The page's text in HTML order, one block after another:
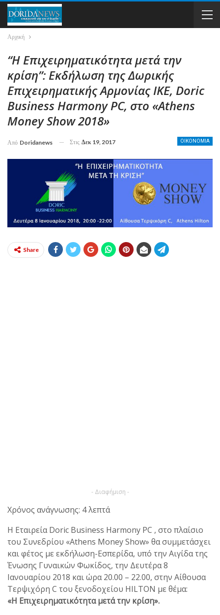
Αρχική
“Η Επιχειρηματικότητα μετά την
κρίση”: Εκδήλωση της Δωρικής
Επιχειρηματικής Αρμονίας ΙΚΕ, Doric
Business Harmony PC, στο «Athens
Money Show 2018»
ΟΙΚΟΝΟΜΙΑ
Από Doridanews Στις Δεκ 19, 2017
Share
- Διαφήμιση -
Χρόνος ανάγνωσης: 4 λεπτά
Η Εταιρεία Doric Business Harmony PC , στο πλαίσιο
του Συνεδρίου «Athens Money Show» θα συμμετάσχει
και φέτος με εκδήλωση-Εσπερίδα, υπό την Αιγίδα της
Ένωσης Γυναικών Φωκίδος, την Δευτέρα 8
Ιανουαρίου 2018 και ώρα 20.00 – 22.00, στην Αίθουσα
Τερψιχόρη C του ξενοδοχείου HILTON με θέμα:
«Η Επιχειρηματικότητα μετά την κρίση».